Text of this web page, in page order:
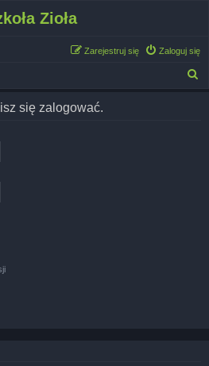
Zioła
Zaloguj się
Zarejestruj się
się zalogować.